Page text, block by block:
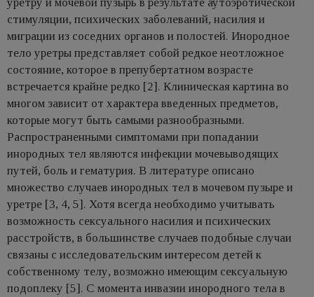
стимуляции, психических заболеваний, насилия и
миграции из соседних органов и полостей. Инородное
тело уретры представляет собой редкое неотложное
состояние, которое в препубертатном возрасте
встречается крайне редко [2]. Клиническая картина во
многом зависит от характера введенных предметов,
которые могут быть самыми разнообразными.
Распространенными симптомами при попадании
инородных тел являются инфекции мочевыводящих
путей, боль и гематурия. В литературе описано
множество случаев инородных тел в мочевом пузыре и
уретре [3, 4, 5]. Хотя всегда необходимо учитывать
возможность сексуального насилия и психических
расстройств, в большинстве случаев подобные случаи
связаны с исследовательским интересом детей к
собственному телу, возможно имеющим сексуальную
подоплеку [5]. С момента инвазии инородного тела в